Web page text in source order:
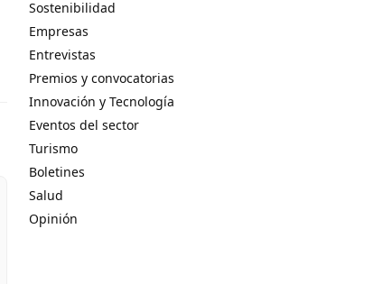
Sostenibilidad
Empresas
Entrevistas
Premios y convocatorias
Innovación y Tecnología
Eventos del sector
Turismo
Boletines
Salud
Opinión